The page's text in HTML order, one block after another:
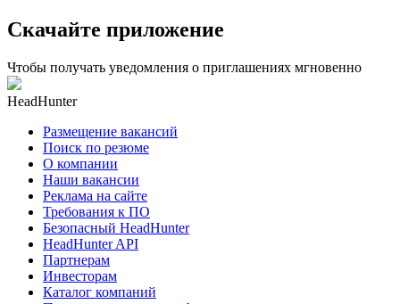
Скачайте приложение
Чтобы получать уведомления о приглашениях мгновенно
HeadHunter
Размещение вакансий
Поиск по резюме
О компании
Наши вакансии
Реклама на сайте
Требования к ПО
Безопасный HeadHunter
HeadHunter API
Партнерам
Инвесторам
Каталог компаний